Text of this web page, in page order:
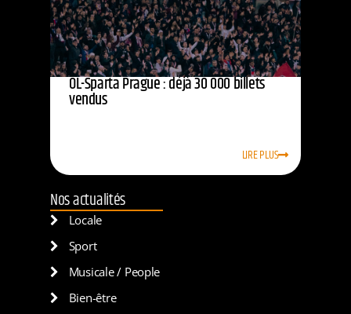
OL-Sparta Prague : déjà 30 000 billets
vendus
LIRE PLUS
Nos actualités
Locale
Sport
Musicale / People
Bien-être